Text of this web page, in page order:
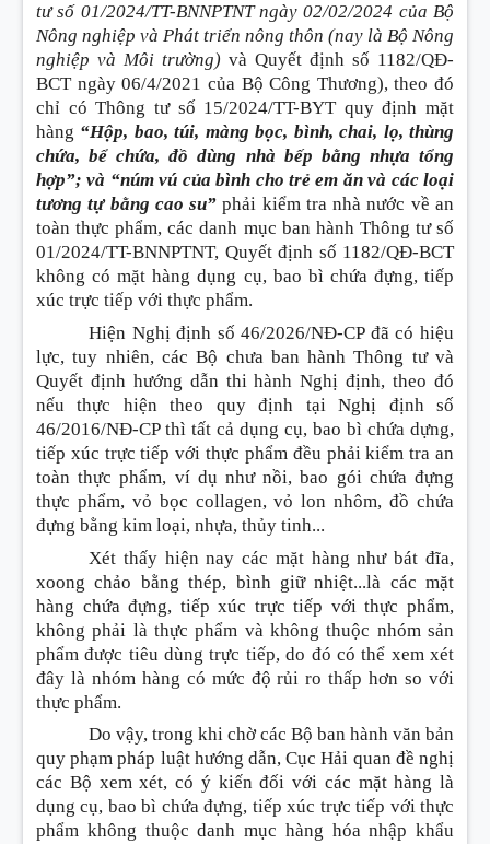
tư số 01/2024/TT-BNNPTNT ngày 02/02/2024 của Bộ
Nông nghiệp và Phát triển nông thôn (nay là Bộ Nông
nghiệp và Môi trường) và Quyết định số 1182/QĐ-
BCT ngày 06/4/2021 của Bộ Công Thương), theo đó
chỉ có Thông tư số 15/2024/TT-BYT quy định mặt
hàng “Hộp, bao, túi, màng bọc, bình, chai, lọ, thùng
chứa, bể chứa, đồ dùng nhà bếp bằng nhựa tổng
hợp”; và “núm vú của bình cho trẻ em ăn và các loại
tương tự bằng cao su” phải kiểm tra nhà nước về an
toàn thực phẩm, các danh mục ban hành Thông tư số
01/2024/TT-BNNPTNT, Quyết định số 1182/QĐ-BCT
không có mặt hàng dụng cụ, bao bì chứa đựng, tiếp
xúc trực tiếp với thực phẩm.
Hiện Nghị định số 46/2026/NĐ-CP đã có hiệu
lực, tuy nhiên, các Bộ chưa ban hành Thông tư và
Quyết định hướng dẫn thi hành Nghị định, theo đó
nếu thực hiện theo quy định tại Nghị định số
46/2016/NĐ-CP thì tất cả dụng cụ, bao bì chứa dựng,
tiếp xúc trực tiếp với thực phẩm đều phải kiểm tra an
toàn thực phẩm, ví dụ như nồi, bao gói chứa đựng
thực phẩm, vỏ bọc collagen, vỏ lon nhôm, đồ chứa
đựng bằng kim loại, nhựa, thủy tinh...
Xét thấy hiện nay các mặt hàng như bát đĩa,
xoong chảo bằng thép, bình giữ nhiệt...là các mặt
hàng chứa đựng, tiếp xúc trực tiếp với thực phẩm,
không phải là thực phẩm và không thuộc nhóm sản
phẩm được tiêu dùng trực tiếp, do đó có thể xem xét
đây là nhóm hàng có mức độ rủi ro thấp hơn so với
thực phẩm.
Do vậy, trong khi chờ các Bộ ban hành văn bản
quy phạm pháp luật hướng dẫn, Cục Hải quan đề nghị
các Bộ xem xét, có ý kiến đối với các mặt hàng là
dụng cụ, bao bì chứa đựng, tiếp xúc trực tiếp với thực
phẩm không thuộc danh mục hàng hóa nhập khẩu